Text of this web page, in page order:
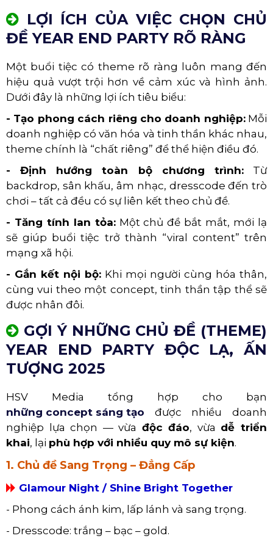
LỢI ÍCH CỦA VIỆC CHỌN CHỦ
ĐỀ YEAR END PARTY RÕ RÀNG
Một buổi tiệc có theme rõ ràng luôn mang đến
hiệu quả vượt trội hơn về cảm xúc và hình ảnh.
Dưới đây là những lợi ích tiêu biểu:
- Tạo phong cách riêng cho doanh nghiệp:Mỗi
doanh nghiệp có văn hóa và tinh thần khác nhau,
theme chính là “chất riêng” để thể hiện điều đó.
- Định hướng toàn bộ chương trình:Từ
backdrop, sân khấu, âm nhạc, dresscode đến trò
chơi – tất cả đều có sự liên kết theo chủ đề.
- Tăng tính lan tỏa:Một chủ đề bắt mắt, mới lạ
sẽ giúp buổi tiệc trở thành “viral content” trên
mạng xã hội.
- Gắn kết nội bộ: Khi mọi người cùng hóa thân,
cùng vui theo một concept, tinh thần tập thể sẽ
được nhân đôi.
GỢI Ý NHỮNG CHỦ ĐỀ (THEME)
YEAR END PARTY ĐỘC LẠ, ẤN
TƯỢNG 2025
HSV Media tổng hợp cho bạn
những concept sáng tạo được nhiều doanh
nghiệp lựa chọn — vừa độc đáo, vừa dễ triển
khai, lại phù hợp với nhiều quy mô sự kiện.
1. Chủ đề Sang Trọng – Đẳng Cấp
Glamour Night / Shine Bright Together
- Phong cách ánh kim, lấp lánh và sang trọng.
- Dresscode: trắng – bạc – gold.